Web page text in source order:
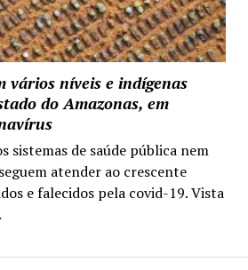
vários níveis e indígenas
do Amazonas, em
sistemas de saúde pública nem
atender ao crescente
e falecidos pela covid-19. Vista